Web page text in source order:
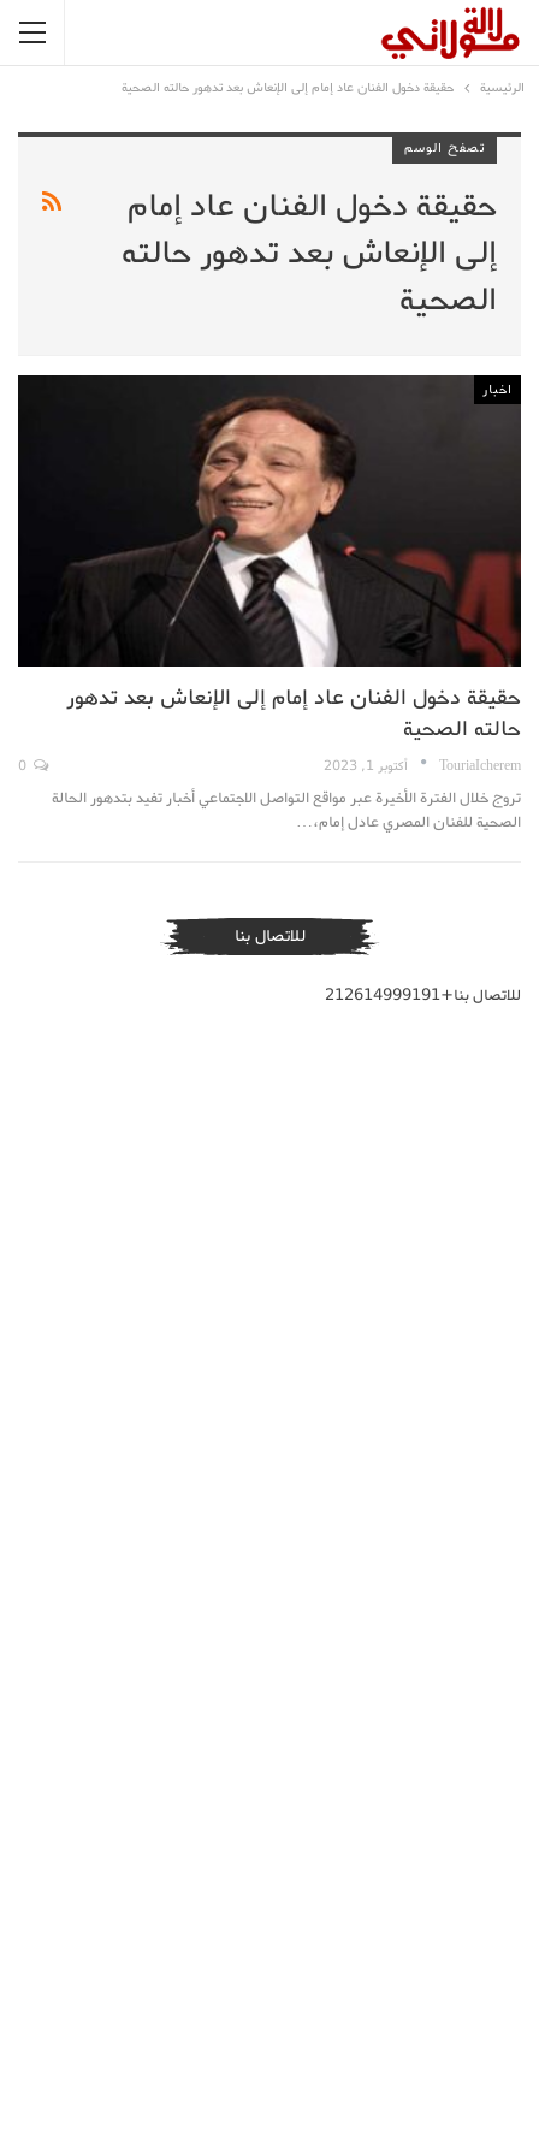
الرئيسية حقيقة دخول الفنان عاد إمام إلى الإنعاش بعد تدهور حالته الصحية
تصفح الوسم
حقيقة دخول الفنان عاد إمام
إلى الإنعاش بعد تدهور حالته
الصحية
اخبار
حقيقة دخول الفنان عاد إمام إلى الإنعاش بعد تدهور
حالته الصحية
TouriaIcherem أكتوبر 1, 2023
تروج خلال الفترة الأخيرة عبر مواقع التواصل الاجتماعي أخبار تفيد بتدهور الحالة
الصحية للفنان المصري عادل إمام،…
للاتصال بنا
للاتصال بنا+212614999191